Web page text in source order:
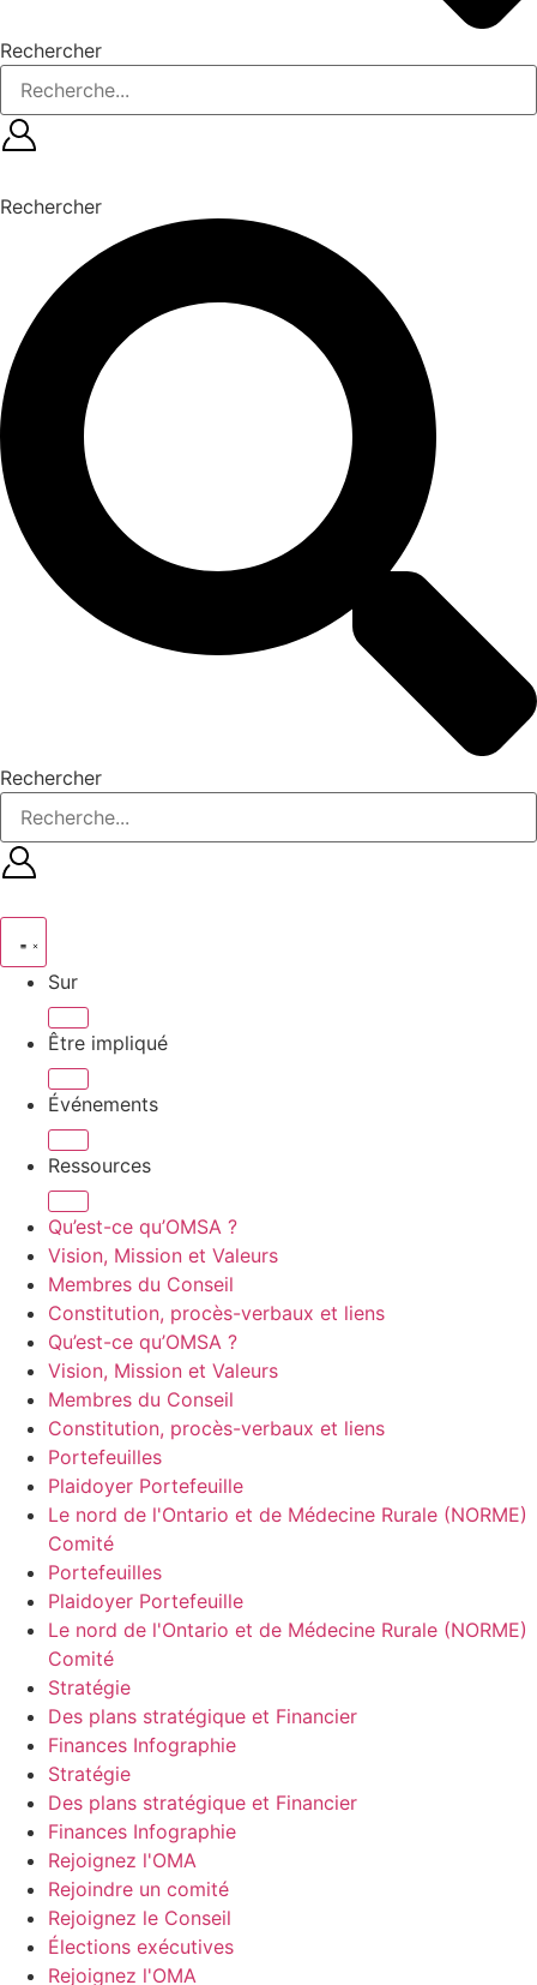
Rechercher
Rechercher
Rechercher
Sur
Être impliqué
Événements
Ressources
Qu’est-ce qu’OMSA ?
Vision, Mission et Valeurs
Membres du Conseil
Constitution, procès-verbaux et liens
Qu’est-ce qu’OMSA ?
Vision, Mission et Valeurs
Membres du Conseil
Constitution, procès-verbaux et liens
Portefeuilles
Plaidoyer Portefeuille
Le nord de l'Ontario et de Médecine Rurale (NORME)
Comité
Portefeuilles
Plaidoyer Portefeuille
Le nord de l'Ontario et de Médecine Rurale (NORME)
Comité
Stratégie
Des plans stratégique et Financier
Finances Infographie
Stratégie
Des plans stratégique et Financier
Finances Infographie
Rejoignez l'OMA
Rejoindre un comité
Rejoignez le Conseil
Élections exécutives
Rejoignez l'OMA